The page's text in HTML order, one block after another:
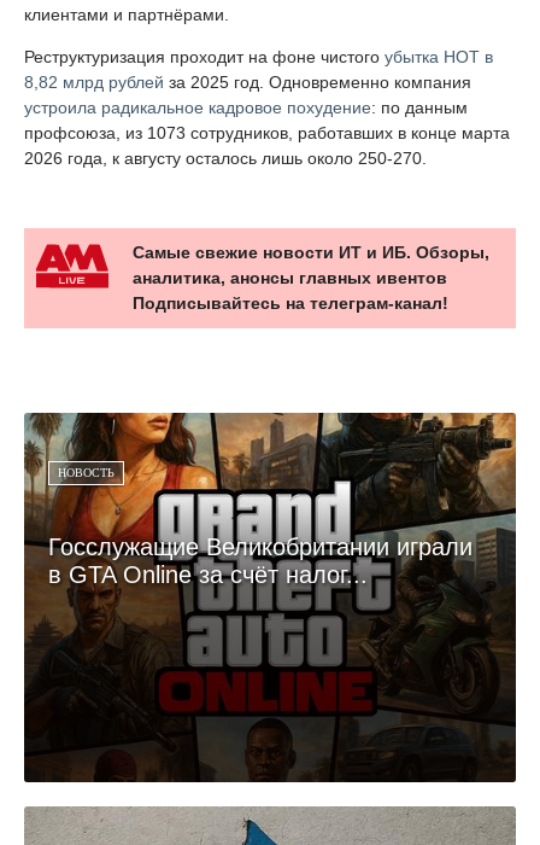
клиентами и партнёрами.
Реструктуризация проходит на фоне чистого убытка НОТ в
8,82 млрд рублей за 2025 год. Одновременно компания
устроила радикальное кадровое похудение: по данным
профсоюза, из 1073 сотрудников, работавших в конце марта
2026 года, к августу осталось лишь около 250-270.
Самые свежие новости ИТ и ИБ. Обзоры,
аналитика, анонсы главных ивентов
Подписывайтесь на телеграм-канал!
НОВОСТЬ
Госслужащие Великобритании играли
в GTA Online за счёт налог...